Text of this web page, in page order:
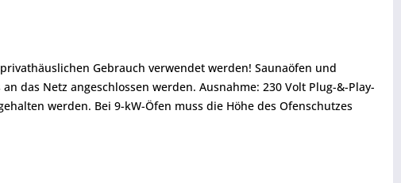
Gebrauch verwendet werden! Saunaöfen und
das Netz angeschlossen werden. Ausnahme: 230 Volt Plug-&-Play-
werden. Bei 9-kW-Öfen muss die Höhe des Ofenschutzes